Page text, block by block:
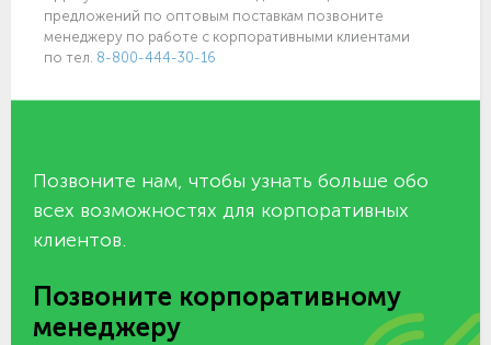
предложений по оптовым поставкам позвоните
менеджеру по работе с корпоративными клиентами
по тел. 8-800-444-30-16
Позвоните нам, чтобы узнать больше обо
всех возможностях для корпоративных
клиентов.
Позвоните корпоративному
менеджеру